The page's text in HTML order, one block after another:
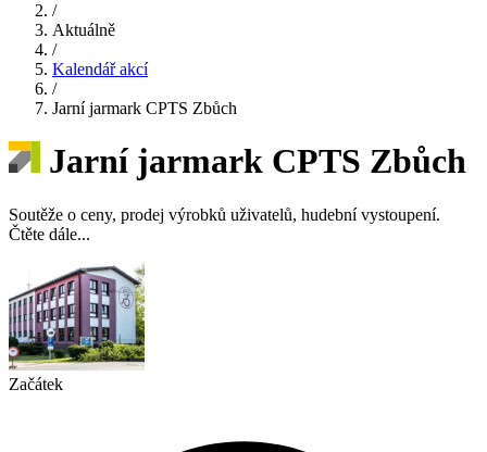
/
Aktuálně
/
Kalendář akcí
/
Jarní jarmark CPTS Zbůch
Jarní jarmark CPTS Zbůch
Soutěže o ceny, prodej výrobků uživatelů, hudební vystoupení.
Čtěte dále...
Začátek